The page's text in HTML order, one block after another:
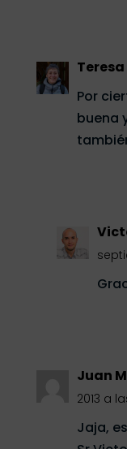
Teresa
Por
buena
Juan
2013 a
Jaja,